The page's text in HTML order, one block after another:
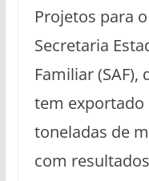
Projetos para
Secretaria
Familiar
tem exportado
toneladas de
com